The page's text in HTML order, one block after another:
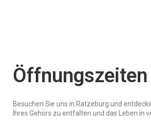
Öffnungszeiten
Besuchen Sie uns in Ratzeburg und
Ihres Gehörs zu entfalten und das Leben in